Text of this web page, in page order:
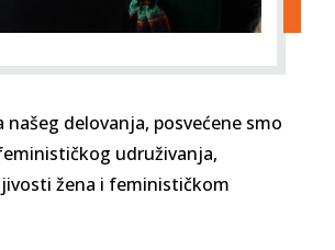
našeg delovanja, posvećene smo
udruživanja,
žena i feminističkom